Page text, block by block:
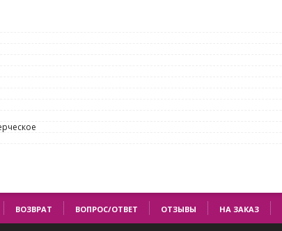
ВОЗВРАТ ВОПРОС/ОТВЕТ ОТЗЫВЫ НА ЗАКАЗ